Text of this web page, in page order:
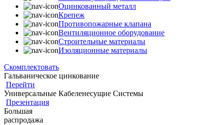
Оцинкованный металл
Крепеж
Противопожарные клапана
Вентиляционное оборудование
Строительные материалы
Изоляционные материалы
Скомплектовать
Гальваническое цинкование
Перейти
Универсальные Кабеленесущие Системы
Презентация
Большая
распродажа